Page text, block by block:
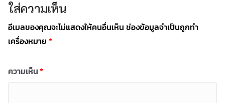
ใส่ความเห็น
อีเมลของคุณจะไม่แสดงให้คนอื่นเห็น ช่องข้อมูลจำเป็นถูกทำ
เครื่องหมาย *
ความเห็น*